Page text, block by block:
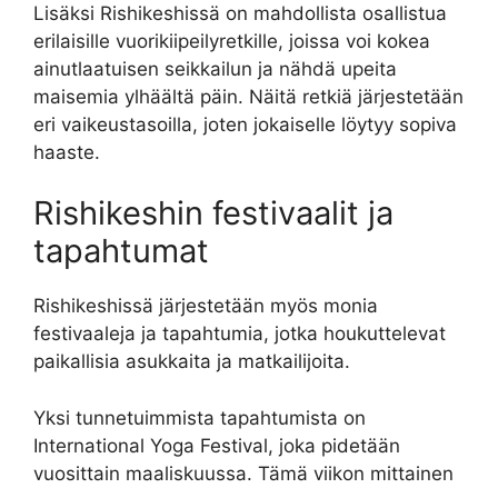
Lisäksi Rishikeshissä on mahdollista osallistua
erilaisille vuorikiipeilyretkille, joissa voi kokea
ainutlaatuisen seikkailun ja nähdä upeita
maisemia ylhäältä päin. Näitä retkiä järjestetään
eri vaikeustasoilla, joten jokaiselle löytyy sopiva
haaste.
Rishikeshin festivaalit ja
tapahtumat
Rishikeshissä järjestetään myös monia
festivaaleja ja tapahtumia, jotka houkuttelevat
paikallisia asukkaita ja matkailijoita.
Yksi tunnetuimmista tapahtumista on
International Yoga Festival, joka pidetään
vuosittain maaliskuussa. Tämä viikon mittainen